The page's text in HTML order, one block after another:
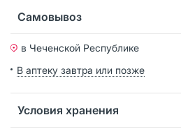
Самовывоз
в Чеченской Республике
В аптеку завтра или позже
Условия хранения